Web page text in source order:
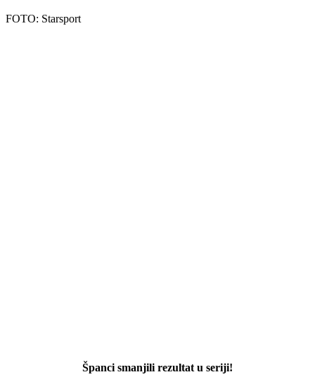
FOTO: Starsport
Španci smanjili rezultat u seriji!